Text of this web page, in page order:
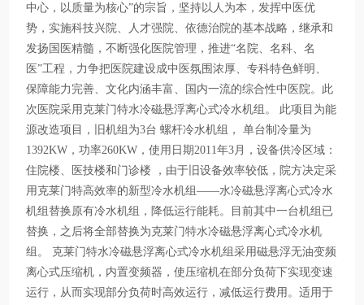
中心，以质量为核心”的宗旨，坚持以人为本，发挥中医优
势，实施科技兴院、人才强院、依德治院的基本战略，继承和
发扬国医精髓，不断强化医院管理，推进“名院、名科、名
医”工程，力争把医院建设成中医氛围浓厚、专科特色鲜明、
保障能力完善、文化内涵丰富、国内一流的综合性中医院。此
次医院采用克莱门特水冷磁悬浮离心式冷水机组。 此项目为能
源改造项目，旧机组为3台 螺杆冷水机组， 单台制冷量为
1392KW，功率260KW，使用日期2011年3月，设备供冷区域：
住院楼、医技楼和门诊楼 ，由于旧设备效率较低，院方决定采
用克莱门特高效率的新型冷水机组——水冷磁悬浮离心式冷水
机组替换原有冷水机组，降低运行能耗。目前其中一台机组已
替换，之后将全部替换为克莱门特水冷磁悬浮离心式冷水机
组。 克莱门特水冷磁悬浮离心式冷水机组采用磁悬浮无油变频
离心式压缩机，内置变频器，使压缩机在部分负荷下实现变速
运行，从而实现部分负荷时高效运行，减低运行费用。适用于